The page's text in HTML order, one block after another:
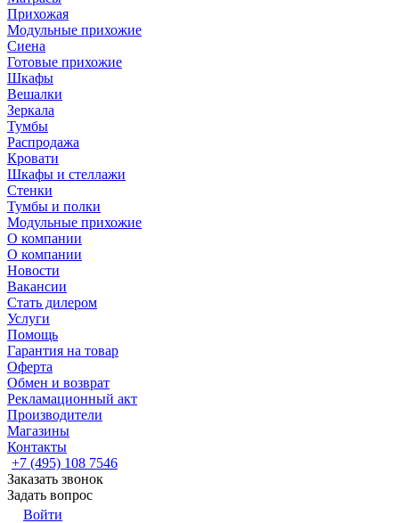
Прихожая
Модульные прихожие
Сиена
Готовые прихожие
Шкафы
Вешалки
Зеркала
Тумбы
Распродажа
Кровати
Шкафы и стеллажи
Стенки
Тумбы и полки
Модульные прихожие
О компании
О компании
Новости
Вакансии
Стать дилером
Услуги
Помощь
Гарантия на товар
Оферта
Обмен и возврат
Рекламационный акт
Производители
Магазины
Контакты
+7 (495) 108 7546
Заказать звонок
Задать вопрос
Войти